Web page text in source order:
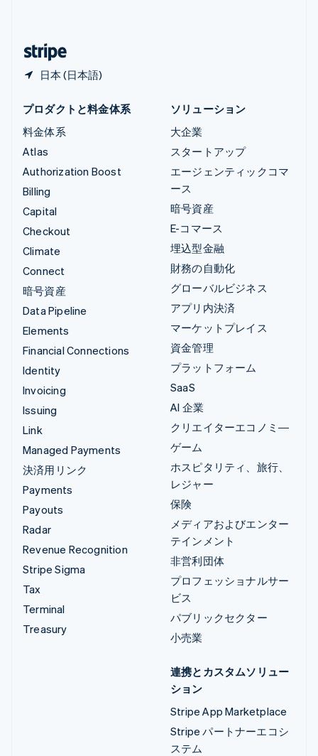
日本 (日本語)
プロダクトと料金体系
料金体系
Atlas
Authorization Boost
Billing
Capital
Checkout
Climate
Connect
暗号資産
Data Pipeline
Elements
Financial Connections
Identity
Invoicing
Issuing
Link
Managed Payments
決済用リンク
Payments
Payouts
Radar
Revenue Recognition
Stripe Sigma
Tax
Terminal
Treasury
ソリューション
大企業
スタートアップ
エージェンティックコマ
ース
暗号資産
E-コマース
埋込型金融
財務の自動化
グローバルビジネス
アプリ内決済
マーケットプレイス
資金管理
プラットフォーム
SaaS
AI 企業
クリエイターエコノミ―
ゲーム
ホスピタリティ、旅行、
レジャー
保険
メディアおよびエンター
テインメント
非営利団体
プロフェッショナルサー
ビス
パブリックセクター
小売業
連携とカスタムソリュー
ション
Stripe App Marketplace
Stripe パートナーエコシ
ステム